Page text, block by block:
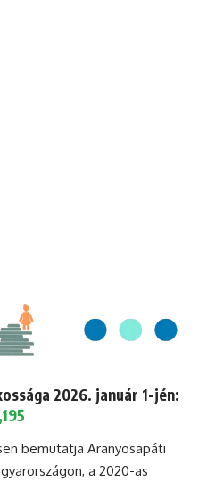
2026. január 1-jén:
bemutatja Aranyosapáti
a 2020-as